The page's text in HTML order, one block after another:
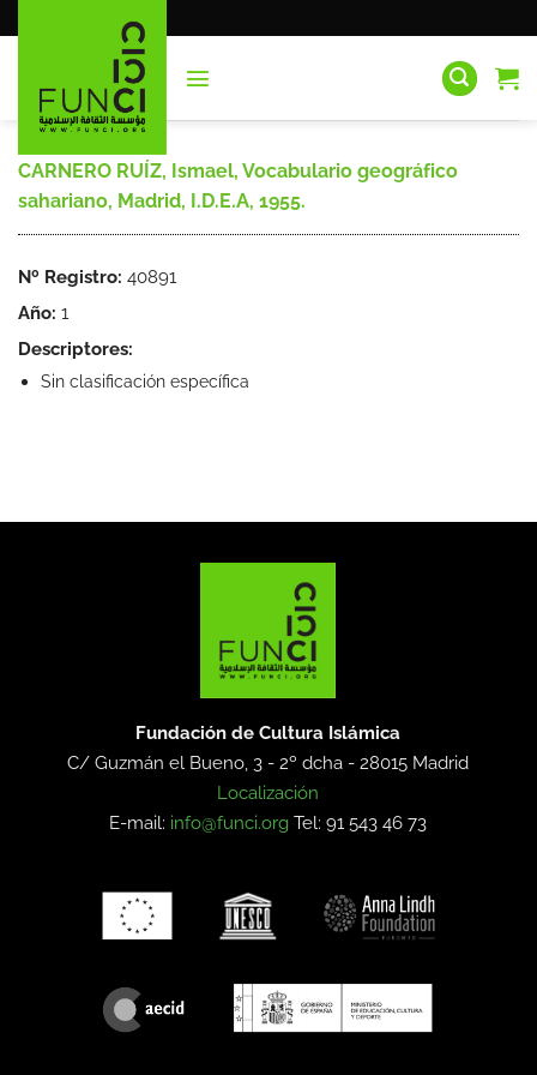
al
CARNERO RUÍZ, Ismael, Vocabulario geográfico
sahariano, Madrid, I.D.E.A, 1955.
Nº Registro: 40891
Año: 1
Descriptores:
Sin clasificación específica
Fundación de Cultura Islámica
C/ Guzmán el Bueno, 3 - 2º dcha -28015 Madrid
Localización
E-mail: info@funci.org Tel: 91 543 46 73